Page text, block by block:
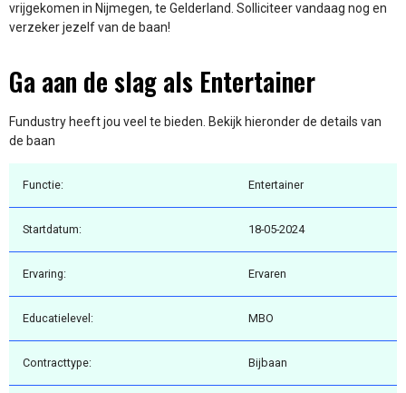
vrijgekomen in Nijmegen, te Gelderland. Solliciteer vandaag nog en
verzeker jezelf van de baan!
Ga aan de slag als Entertainer
Fundustry heeft jou veel te bieden. Bekijk hieronder de details van
de baan
Functie: Entertainer
Startdatum: 18-05-2024
Ervaring: Ervaren
Educatielevel: MBO
Contracttype: Bijbaan